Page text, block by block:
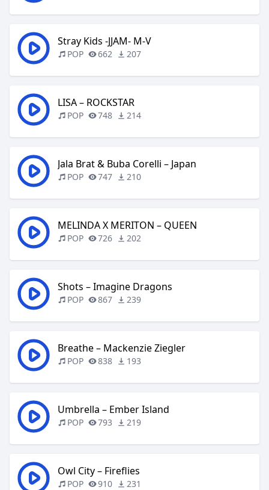
Stray Kids -JJAM- M-V
POP 662 207
LISA – ROCKSTAR
POP 748 214
Jala Brat & Buba Corelli – Japan
POP 747 210
MELINDA X MERITON – QUEEN
POP 726 202
Shots – Imagine Dragons
POP 867 239
Breathe – Mackenzie Ziegler
POP 838 193
Umbrella – Ember Island
POP 793 219
Owl City – Fireflies
POP 910 231